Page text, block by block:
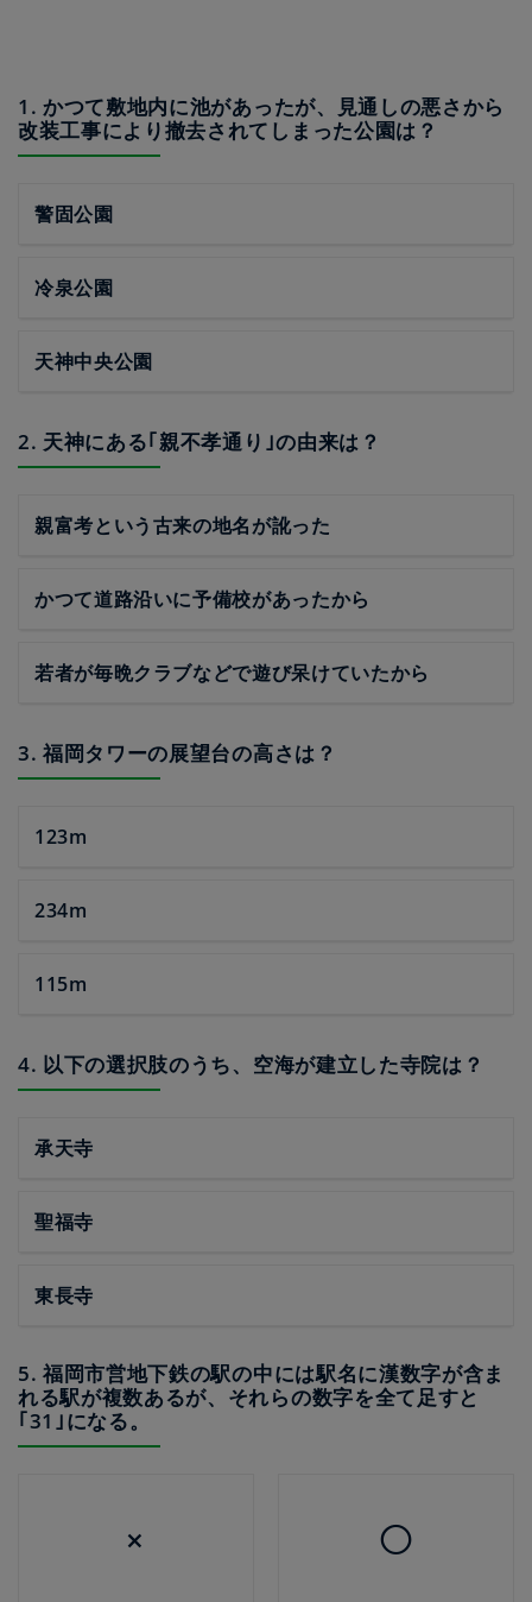
1. かつて敷地内に池があったが、見通しの悪さから
改装工事により撤去されてしまった公園は？
警固公園
冷泉公園
天神中央公園
2. 天神にある｢親不孝通り｣の由来は？
親富考という古来の地名が訛った
かつて道路沿いに予備校があったから
若者が毎晩クラブなどで遊び呆けていたから
3. 福岡タワーの展望台の高さは？
123m
234m
115m
4. 以下の選択肢のうち、空海が建立した寺院は？
承天寺
聖福寺
東長寺
5. 福岡市営地下鉄の駅の中には駅名に漢数字が含ま
れる駅が複数あるが、それらの数字を全て足すと
｢31｣になる。
× ◯